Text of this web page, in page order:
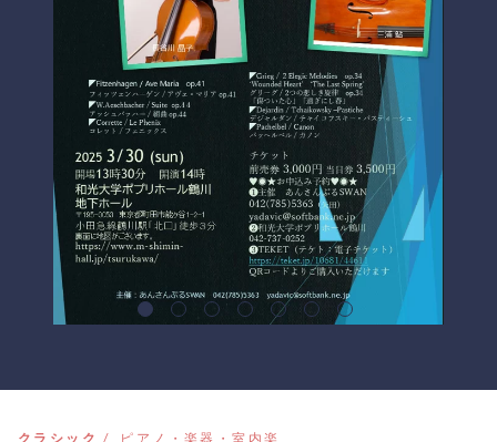
クラシック ピアノ・楽器・室内楽